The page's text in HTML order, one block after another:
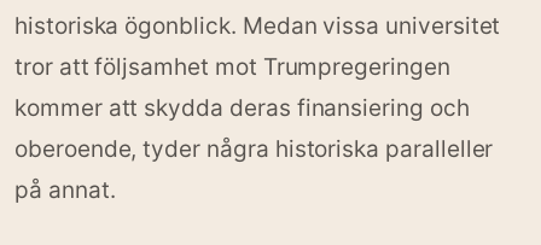
historiska ögonblick. Medan vissa universitet
tror att följsamhet mot Trumpregeringen
kommer att skydda deras finansiering och
oberoende, tyder några historiska paralleller
på annat.